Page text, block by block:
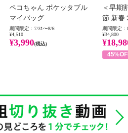
ペコちゃん ポケッタブル
マイバッグ
期間限定：7/31〜8/6
¥4,510
¥3,990(税込)
＜早期
節 新春
期間限定：
¥34,800